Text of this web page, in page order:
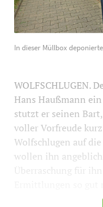
und Geld. Foto:
In dieser Müllbox
WOLFSCHLUGEN.
Hans Haußmann
stutzt er seinen
voller Vorfreude
Wolfschlugen auf
wollen ihn
Überraschung für